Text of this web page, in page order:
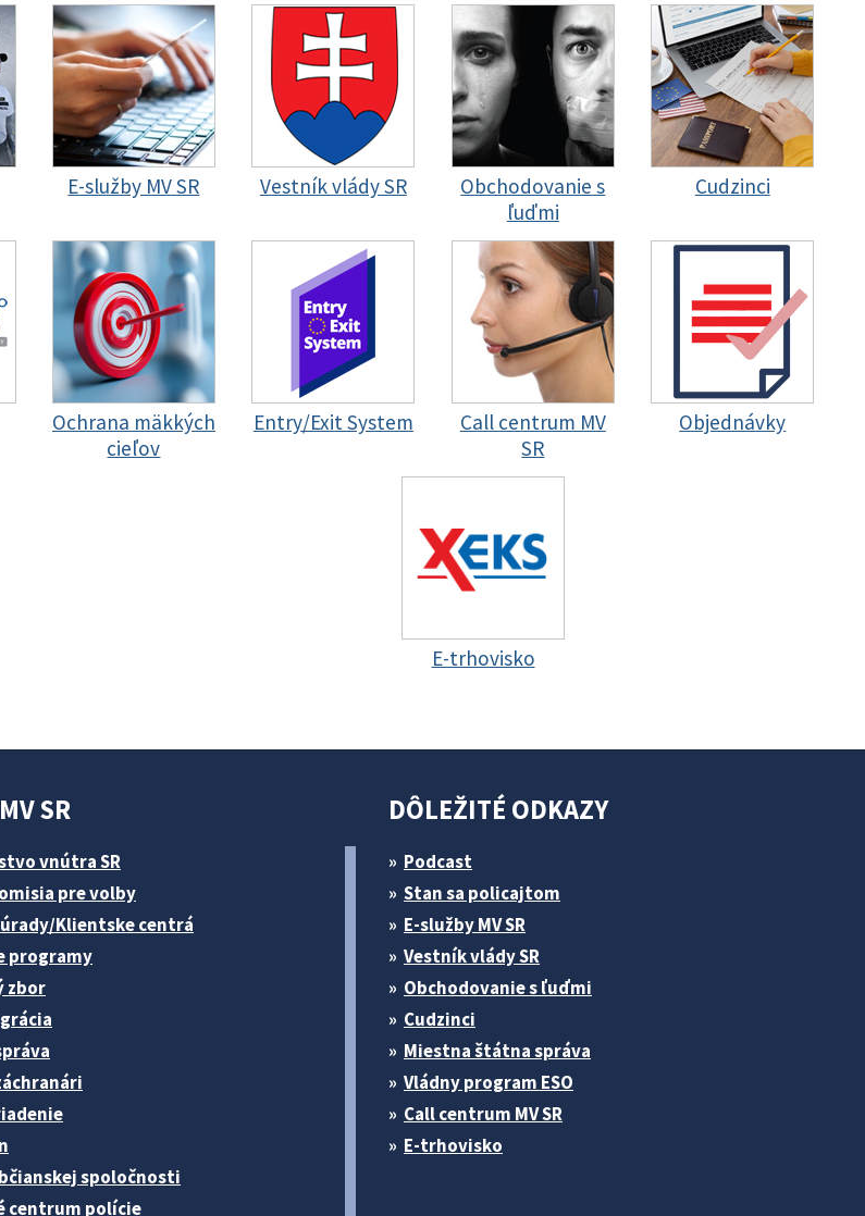
E-služby MV SR Vestník vlády SR
Obchodovanie s
ľuďmi
Cudzinci
Ochrana mäkkých
cieľov
Entry/Exit System
Call centrum MV
SR
Objednávky
E-trhovisko
SR
vnútra SR
pre volby
Klientske centrá
programy
zbor
spoločnosti
centrum polície
DÔLEŽITÉ ODKAZY
Podcast
Stan sa policajtom
E-služby MV SR
Vestník vlády SR
Obchodovanie s ľuďmi
Cudzinci
Miestna štátna správa
Vládny program ESO
Call centrum MV SR
E-trhovisko